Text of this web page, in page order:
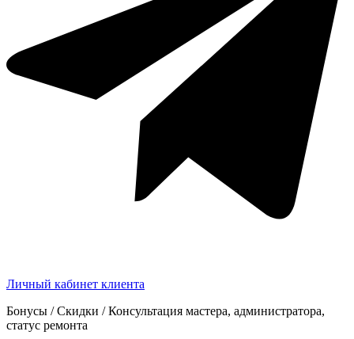
Личный кабинет клиента
Бонусы / Скидки / Консультация мастера, администратора,
статус ремонта